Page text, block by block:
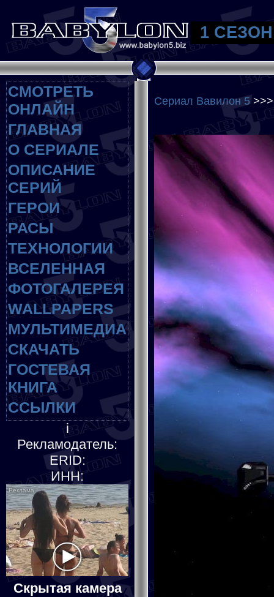
1 СЕЗОН
СМОТРЕТЬ
ОНЛАЙН
ГЛАВНАЯ
О СЕРИАЛЕ
ОПИСАНИЕ
СЕРИЙ
ГЕРОИ
РАСЫ
ТЕХНОЛОГИИ
ВСЕЛЕННАЯ
ФОТОГАЛЕРЕЯ
WALLPAPERS
МУЛЬТИМЕДИА
СКАЧАТЬ
ГОСТЕВАЯ
КНИГА
ССЫЛКИ
i
Рекламодатель:
ERID:
ИНН:
Скрытая камера
Сериал Вавилон 5